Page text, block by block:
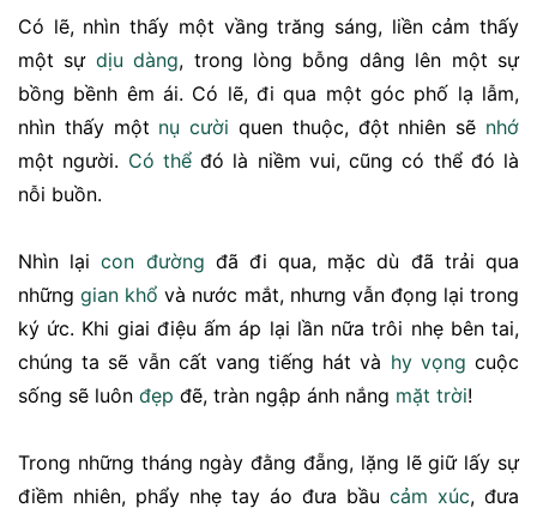
Có lẽ, nhìn thấy một vầng trăng sáng, liền cảm thấy
một sự dịu dàng, trong lòng bỗng dâng lên một sự
bồng bềnh êm ái. Có lẽ, đi qua một góc phố lạ lẫm,
nhìn thấy một nụ cười quen thuộc, đột nhiên sẽ nhớ
một người. Có thểđó là niềm vui, cũng có thể đó là
nỗi buồn.
Nhìn lạicon đường đã đi qua, mặc dù đã trải qua
nhữnggian khổ và nước mắt, nhưng vẫn đọng lại trong
ký ức. Khi giai điệu ấm áp lại lần nữa trôi nhẹ bên tai,
chúng ta sẽ vẫn cất vang tiếng hát và hy vọng cuộc
sống sẽ luôn đẹp đẽ, tràn ngập ánh nắng mặt trời!
Trong những tháng ngày đằng đẵng, lặng lẽ giữ lấy sự
điềm nhiên, phẩy nhẹ tay áo đưa bầu cảm xúc, đưa